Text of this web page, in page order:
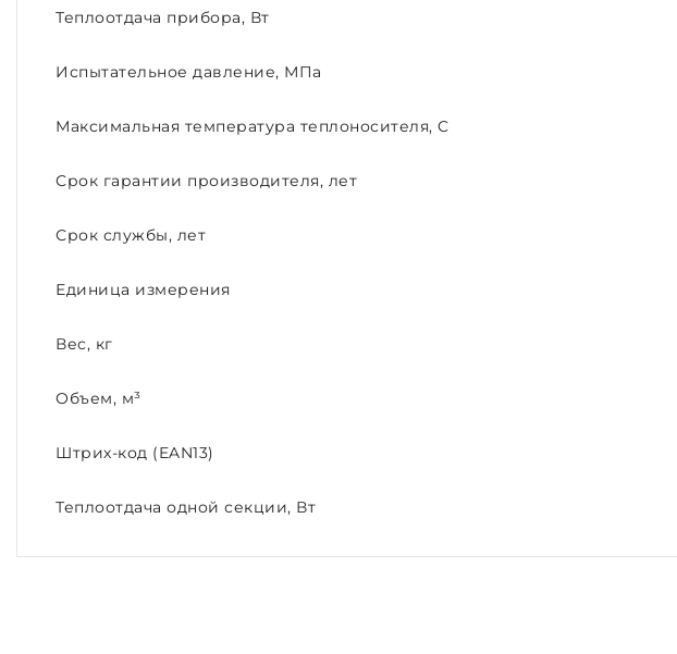
Теплоотдача прибора, Вт
Испытательное давление, МПа
Максимальная температура теплоносителя, C
Срок гарантии производителя, лет
Срок службы, лет
Единица измерения
Вес, кг
Объем, м³
Штрих-код (EAN13)
Теплоотдача одной секции, Вт